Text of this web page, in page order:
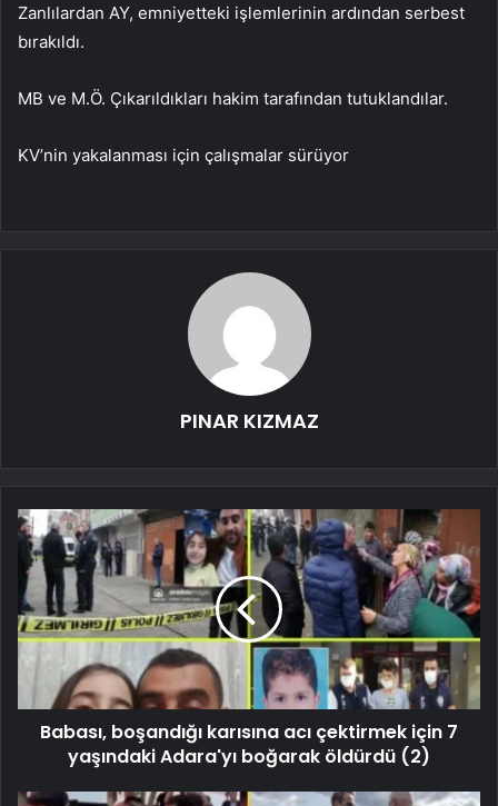
Zanlılardan AY, emniyetteki işlemlerinin ardından serbest
bırakıldı.
MB ve M.Ö. Çıkarıldıkları hakim tarafından tutuklandılar.
KV’nin yakalanması için çalışmalar sürüyor
PINAR KIZMAZ
Babası, boşandığı karısına acı çektirmek için 7
yaşındaki Adara'yı boğarak öldürdü (2)